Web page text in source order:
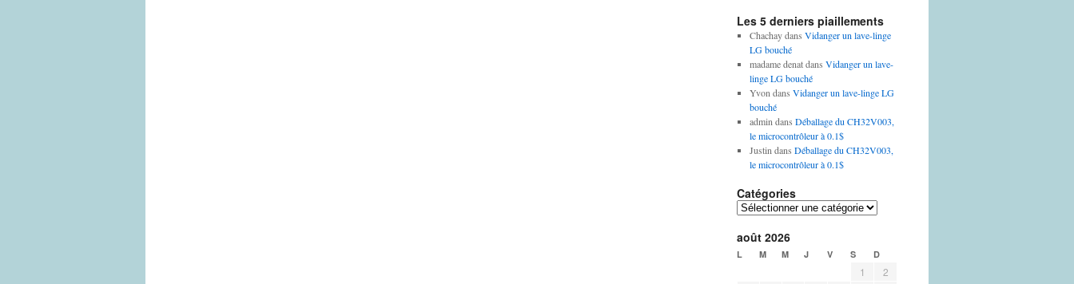
Les 5 derniers piaillements
Chachaydans Vidanger un lave-linge
LG bouché
madame denatdans Vidanger un lave-
linge LG bouché
Yvon dans Vidanger un lave-linge LG
bouché
admin dans Déballage du CH32V003,
le microcontrôleur à 0.1$
Justin dans Déballage du CH32V003,
le microcontrôleur à 0.1$
Catégories
Catégories
août 2026
L M M J V S D
1 2